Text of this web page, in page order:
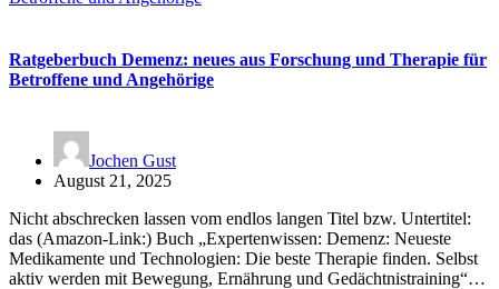
Ratgeberbuch Demenz: neues aus Forschung und Therapie für
Betroffene und Angehörige
Jochen Gust
August 21, 2025
Nicht abschrecken lassen vom endlos langen Titel bzw. Untertitel:
das (Amazon-Link:) Buch „Expertenwissen: Demenz: Neueste
Medikamente und Technologien: Die beste Therapie finden. Selbst
aktiv werden mit Bewegung, Ernährung und Gedächtnistraining“…